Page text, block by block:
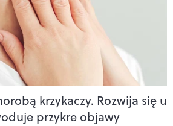
krzykaczy. Rozwija się u
przykre objawy